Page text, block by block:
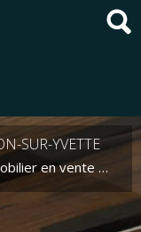
SUR-YVETTE
en vente Villebon-sur-Yvette